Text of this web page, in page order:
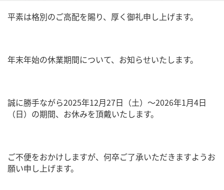
平素は格別のご高配を賜り、厚く御礼申し上げます。
年末年始の休業期間について、お知らせいたします。
誠に勝手ながら2025年12月27日（土）～2026年1月4日
（日）の期間、お休みを頂戴いたします。
ご不便をおかけしますが、何卒ご了承いただきますようお
願い申し上げます。